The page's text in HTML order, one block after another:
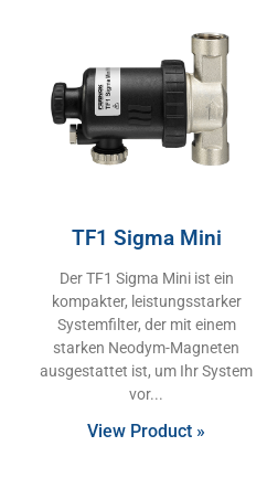
TF1 Sigma Mini
Der TF1 Sigma Mini ist ein
kompakter, leistungsstarker
Systemfilter, der mit einem
starken Neodym-Magneten
ausgestattet ist, um Ihr System
vor
View Product »